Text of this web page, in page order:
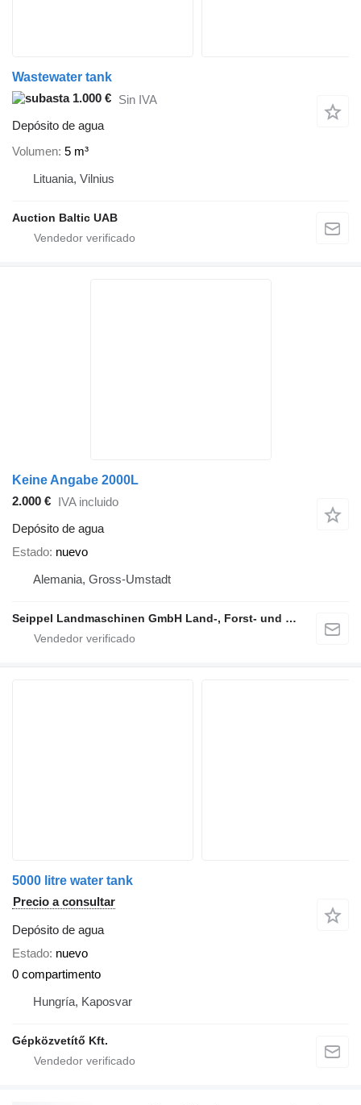
Wastewater tank
1.000 € Sin IVA
Depósito de agua
Volumen 5 m³
Lituania, Vilnius
Auction Baltic UAB
Keine Angabe 2000L
2.000 € IVA incluido
Depósito de agua
Estado nuevo
Alemania, Gross-Umstadt
Seippel Landmaschinen GmbH Land-, Forst- und Gartentechnik
5000 litre water tank
Precio a consultar
Depósito de agua
Estado nuevo
0 compartimento
Hungría, Kaposvar
Gépközvetítő Kft.